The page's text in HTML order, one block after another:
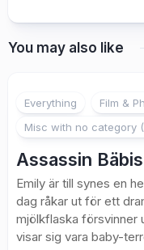
You may also like
Everything
Film &
Misc with no category
Assassin Bäbis
Emily är till synes en
dag råkar ut för ett
mjölkflaska försvinner
visar sig vara baby-